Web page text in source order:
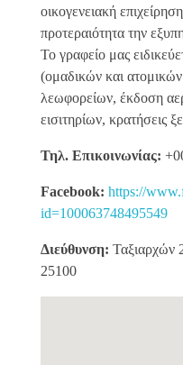
οικογενειακή
προτεραιότητα την
Το γραφείο μας
(ομαδικών και
λεωφορείων, έκδοση
εισιτηρίων, κρατήσεις
Τηλ. Επικοινωνίας:
Facebook: https://
id=100063748495549
Διεύθυνση: Ταξιαρχών
25100